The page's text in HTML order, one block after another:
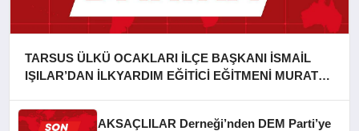
TARSUS ÜLKÜ OCAKLARI İLÇE BAŞKANI İSMAİL
IŞILAR’DAN İLKYARDIM EĞİTİCİ EĞİTMENİ MURAT
AKSAÇLILAR Derneği’nden DEM Parti’ye